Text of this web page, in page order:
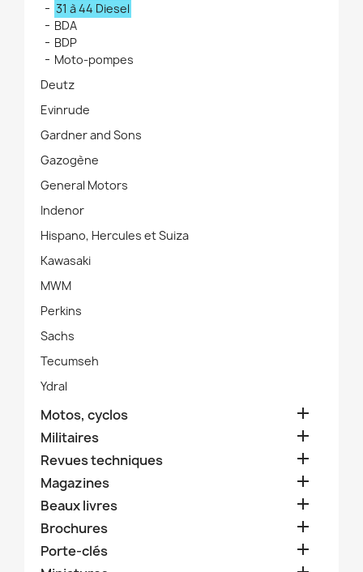
31 à 44 Diesel
BDA
BDP
Moto-pompes
Deutz
Evinrude
Gardner and Sons
Gazogène
General Motors
Indenor
Hispano, Hercules et Suiza
Kawasaki
MWM
Perkins
Sachs
Tecumseh
Ydral
Motos, cyclos 
Militaires 
Revues techniques 
Magazines 
Beaux livres 
Brochures 
Porte-clés 